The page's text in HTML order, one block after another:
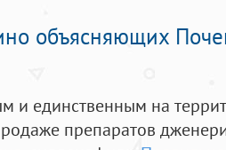
объясняющих
и единственным на
препаратов